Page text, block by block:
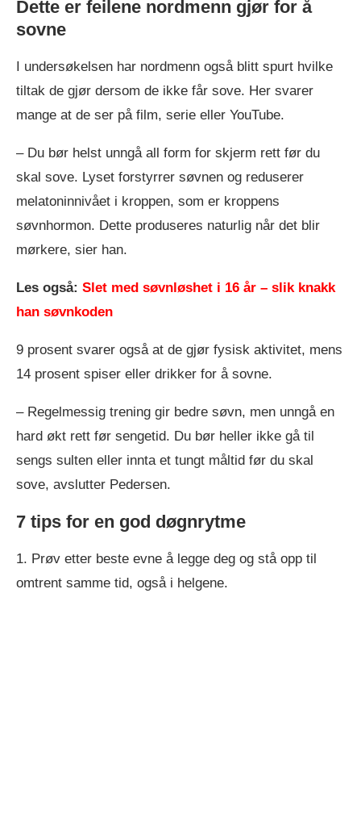
Dette er feilene nordmenn gjør for å
sovne
I undersøkelsen har nordmenn også blitt spurt hvilke
tiltak de gjør dersom de ikke får sove. Her svarer
mange at de ser på film, serie eller YouTube.
– Du bør helst unngå all form for skjerm rett før du
skal sove. Lyset forstyrrer søvnen og reduserer
melatoninnivået i kroppen, som er kroppens
søvnhormon. Dette produseres naturlig når det blir
mørkere, sier han.
Les også: Slet med søvnløshet i 16 år – slik knakk
han søvnkoden
9 prosent svarer også at de gjør fysisk aktivitet, mens
14 prosent spiser eller drikker for å sovne.
– Regelmessig trening gir bedre søvn, men unngå en
hard økt rett før sengetid. Du bør heller ikke gå til
sengs sulten eller innta et tungt måltid før du skal
sove, avslutter Pedersen.
7 tips for en god døgnrytme
1. Prøv etter beste evne å legge deg og stå opp til
omtrent samme tid, også i helgene.